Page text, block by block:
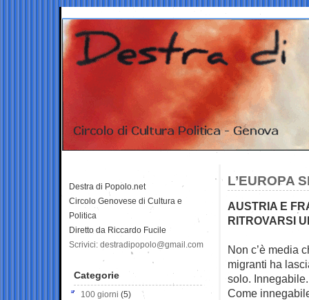
L’EUROPA
AUSTRIA E
RITROVARSI
Non c’è media
migranti ha
solo. Innegabile.
Come
Destra di Popolo.net
Circolo Genovese di Cultura e
Politica
Diretto da Riccardo Fucile
Scrivici: destradipopolo@gmail.com
Categorie
100 giorni (5)